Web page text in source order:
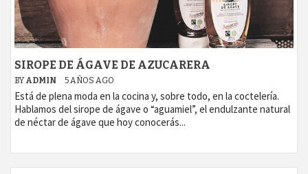
SIROPE DE ÁGAVE DE AZUCARERA
BY ADMIN 5 AÑOS AGO
Está de plena moda en la cocina y, sobre todo, en la coctelería.
Hablamos del sirope de ágave o “aguamiel”, el endulzante natural
de néctar de ágave que hoy conocerás...